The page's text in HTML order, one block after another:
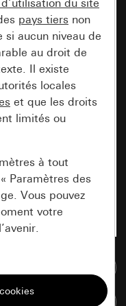
du site
pays tiers non
si aucun niveau de
au droit de
Il existe
locales
et que les droits
limités ou
à tout
Paramètres des
Vous pouvez
votre
besoin pour